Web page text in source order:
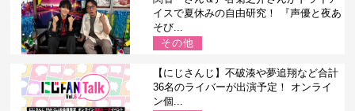
イスで夏休みの自由研究！ 『声優と夜あ
そび...
その他
【にじさんじ】不破湊や夢追翔など合計
36名のライバーが出演予定！ オンライ
ン個...